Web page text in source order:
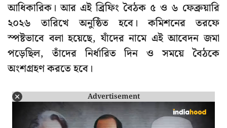
আধিকারিক। আর এই ব্রিফিং বৈঠক ৫ ও ৬ ফেব্রুয়ারি
২০২৬ তারিখে অনুষ্ঠিত হবে। কমিশনের তরফে
স্পষ্টভাবে বলা হয়েছে, যাঁদের নামে এই আবেদন জমা
পড়েছিল, তাঁদের নির্ধারিত দিন ও সময়ে বৈঠকে
অংশগ্রহণ করতে হবে।
Advertisement